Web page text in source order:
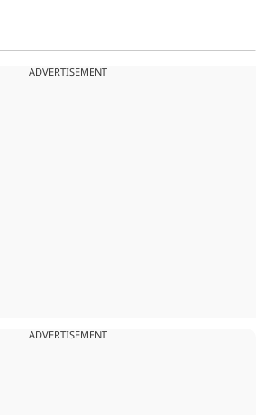
ADVERTISEMENT
ADVERTISEMENT